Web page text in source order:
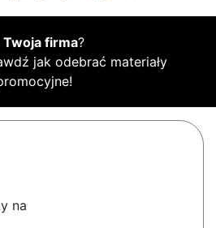
Twoja firma?
jak odebrać materiały
na